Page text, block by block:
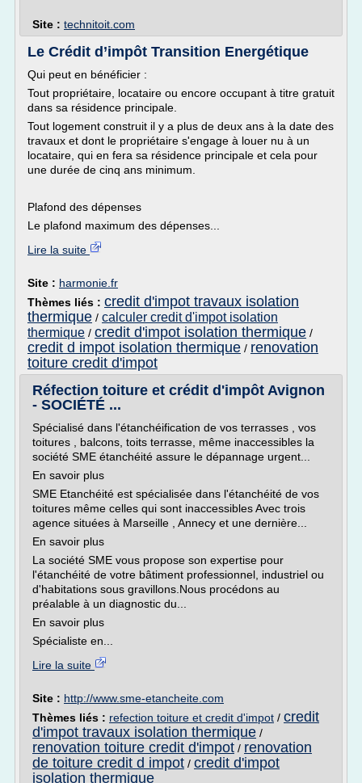
Site : technitoit.com
Le Crédit d’impôt Transition Energétique
Qui peut en bénéficier :
Tout propriétaire, locataire ou encore occupant à titre gratuit
dans sa résidence principale.
Tout logement construit il y a plus de deux ans à la date des
travaux et dont le propriétaire s'engage à louer nu à un
locataire, qui en fera sa résidence principale et cela pour
une durée de cinq ans minimum.
Plafond des dépenses
Le plafond maximum des dépenses...
Lire la suite
Site : harmonie.fr
Thèmes liés : credit d'impot travaux isolation
thermique / calculer credit d'impot isolation
thermique / credit d'impot isolation thermique /
credit d impot isolation thermique / renovation
toiture credit d'impot
Réfection toiture et crédit d'impôt Avignon
- SOCIÉTÉ ...
Spécialisé dans l'étanchéification de vos terrasses , vos
toitures , balcons, toits terrasse, même inaccessibles la
société SME étanchéité assure le dépannage urgent...
En savoir plus
SME Etanchéité est spécialisée dans l'étanchéité de vos
toitures même celles qui sont inaccessibles Avec trois
agence situées à Marseille , Annecy et une dernière...
En savoir plus
La société SME vous propose son expertise pour
l'étanchéité de votre bâtiment professionnel, industriel ou
d'habitations sous gravillons.Nous procédons au
préalable à un diagnostic du...
En savoir plus
Spécialiste en...
Lire la suite
Site : http://www.sme-etancheite.com
Thèmes liés : refection toiture et credit d'impot / credit
d'impot travaux isolation thermique /
renovation toiture credit d'impot / renovation
de toiture credit d impot / credit d'impot
isolation thermique